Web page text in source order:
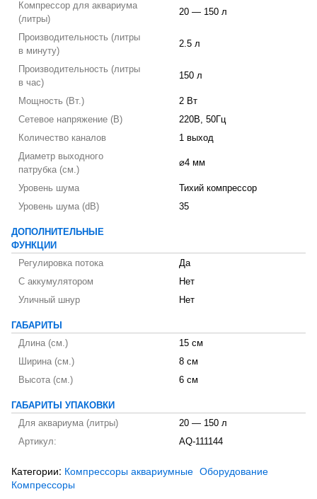
Компрессор для аквариума
(литры)
20 — 150 л
Производительность (литры
в минуту)
2.5 л
Производительность (литры
в час)
150 л
Мощность (Вт.)
2 Вт
Сетевое напряжение (В)
220В, 50Гц
Количество каналов
1 выход
Диаметр выходного
патрубка (см.)
⌀4 мм
Уровень шума
Тихий компрессор
Уровень шума (dB)
35
ДОПОЛНИТЕЛЬНЫЕ
ФУНКЦИИ
Регулировка потока
Да
С аккумулятором
Нет
Уличный шнур
Нет
ГАБАРИТЫ
Длина (см.)
15 см
Ширина (см.)
8 см
Высота (см.)
6 см
ГАБАРИТЫ УПАКОВКИ
Для аквариума (литры)
20 — 150 л
Артикул:
AQ-111144
Категории: Компрессоры аквариумные Оборудование
Компрессоры